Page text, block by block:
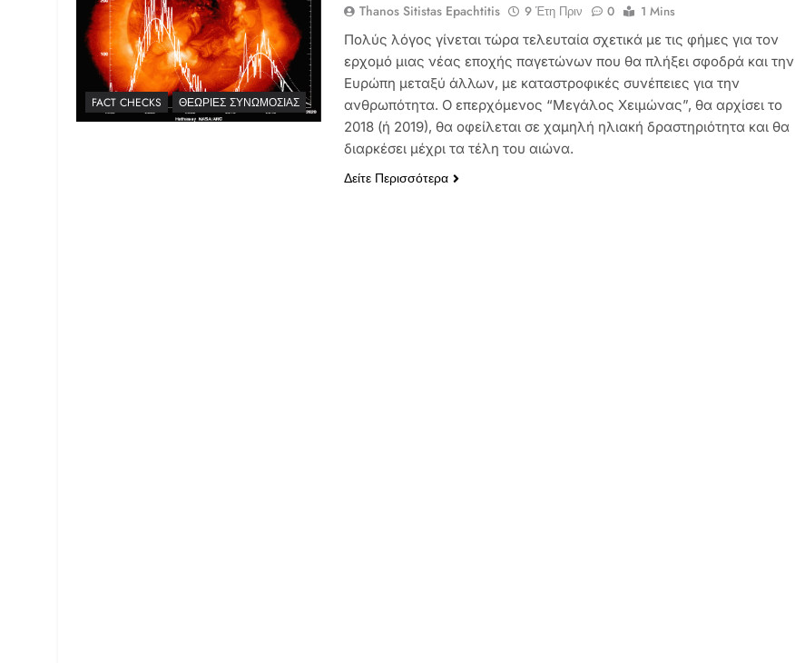
FACT CHECKS ΘΕΩΡΊΕΣ ΣΥΝΩΜΟΣΊΑΣ
Thanos Sitistas Epachtitis 9 Έτη Πριν 0
1 Mins
Πολύς λόγος γίνεται τώρα τελευταία σχετικά με τις φήμες για τον
ερχομό μιας νέας εποχής παγετώνων που θα πλήξει σφοδρά και την
Ευρώπη μεταξύ άλλων, με καταστροφικές συνέπειες για την
ανθρωπότητα. Ο επερχόμενος “Μεγάλος Χειμώνας”, θα αρχίσει το
2018 (ή 2019), θα οφείλεται σε χαμηλή ηλιακή δραστηριότητα και θα
διαρκέσει μέχρι τα τέλη του αιώνα.
Δείτε Περισσότερα